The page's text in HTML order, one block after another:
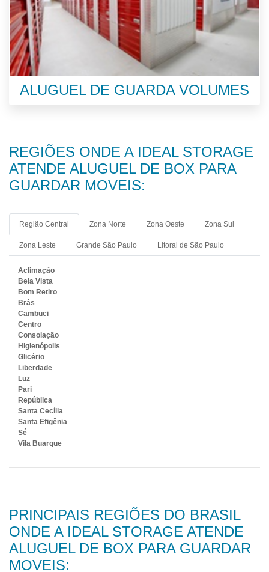
ALUGUEL DE GUARDA VOLUMES
REGIÕES ONDE A IDEAL STORAGE
ATENDE ALUGUEL DE BOX PARA
GUARDAR MOVEIS:
Região Central Zona Norte Zona Oeste Zona Sul
Zona Leste Grande São Paulo Litoral de São Paulo
Aclimação
Bela Vista
Bom Retiro
Brás
Cambuci
Centro
Consolação
Higienópolis
Glicério
Liberdade
Luz
Pari
República
Santa Cecília
Santa Efigênia
Sé
Vila Buarque
PRINCIPAIS REGIÕES DO BRASIL
ONDE A IDEAL STORAGE ATENDE
ALUGUEL DE BOX PARA GUARDAR
MOVEIS: